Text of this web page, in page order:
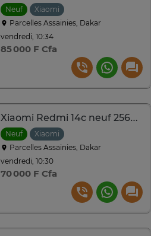
Neuf
Xiaomi
Parcelles Assainies, Dakar
vendredi, 10:34
85 000 F Cfa
Xiaomi Redmi 14c neuf 256go ram 8go
Neuf
Xiaomi
Parcelles Assainies, Dakar
vendredi, 10:30
70 000 F Cfa